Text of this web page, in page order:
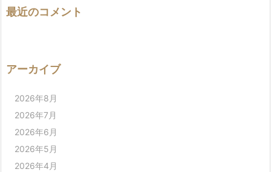
最近のコメント
アーカイブ
2026年8月
2026年7月
2026年6月
2026年5月
2026年4月